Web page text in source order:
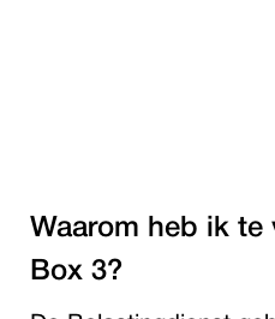
Waarom heb ik
Box 3?